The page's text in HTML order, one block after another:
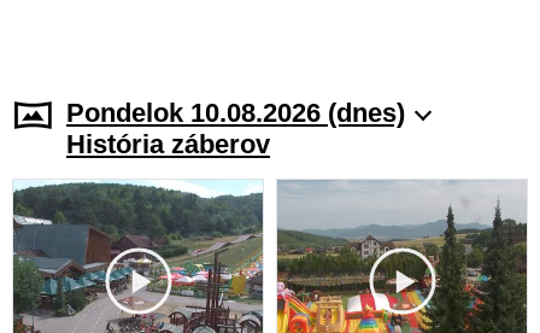
Pondelok 10.08.2026 (dnes)
História záberov